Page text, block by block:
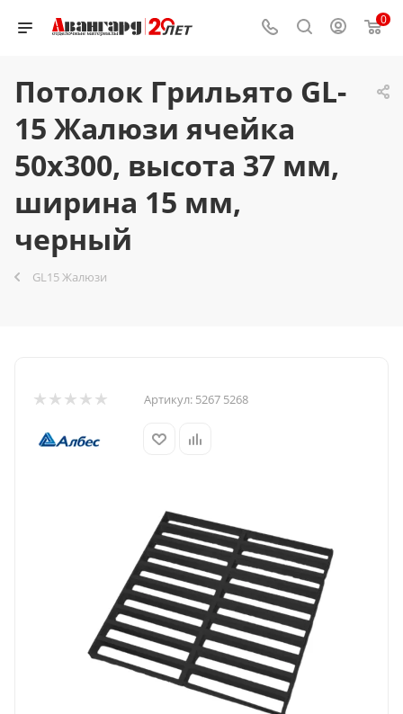
0
Потолок Грильято GL-
15 Жалюзи ячейка
50x300, высота 37 мм,
ширина 15 мм,
черный
GL15 Жалюзи
Артикул: 5267 5268